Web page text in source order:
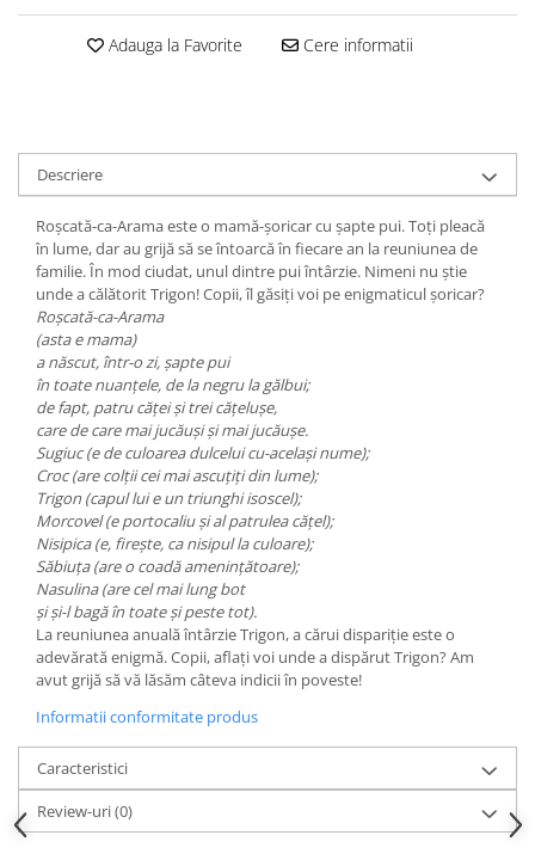
Cera
Editura Aramis
Editura Cartea Copiilor
Editura Cartemma
Editura Casa
Editura Corint
Editura Frontiera
Editura Gama
Editura Kreativ
Editura Litera
Editura Lizuka Educativ
Editura Nemira
Editura Nomina
Editura Pandora M
Editura Portocala Albastră
Editura Scriptum
Editura Sophia
Editura Usborne
Editura Vellant
Editura Verba
Adauga la Favorite Cere informatii
Descriere
Roșcată-ca-Arama este o mamă-șoricar cu șapte pui. Toți pleacă
în lume, dar au grijă să se întoarcă în fiecare an la reuniunea de
familie. În mod ciudat, unul dintre pui întârzie. Nimeni nu știe
unde a călătorit Trigon! Copii, îl găsiți voi pe enigmaticul șoricar?
Roșcată-ca-Arama
(asta e mama)
a născut, într-o zi, șapte pui
în toate nuanțele, de la negru la gălbui;
de fapt, patru căței și trei cățelușe,
care de care mai jucăuși și mai jucăușe.
Sugiuc (e de culoarea dulcelui cu-același nume);
Croc (are colții cei mai ascuțiți din lume);
Trigon (capul lui e un triunghi isoscel);
Morcovel (e portocaliu și al patrulea cățel);
Nisipica (e, firește, ca nisipul la culoare);
Săbiuța (are o coadă amenințătoare);
Nasulina (are cel mai lung bot
și și-l bagă în toate și peste tot).
La reuniunea anuală întârzie Trigon, a cărui dispariție este o
adevărată enigmă. Copii, aflați voi unde a dispărut Trigon? Am
avut grijă să vă lăsăm câteva indicii în poveste!
Informatii conformitate produs
Caracteristici
Review-uri(0)